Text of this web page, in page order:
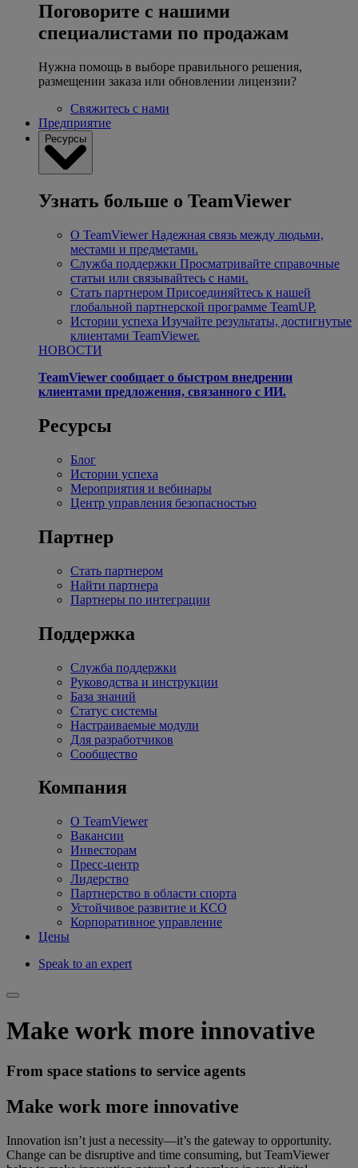
Поговорите с нашими
специалистами по продажам
Нужна помощь в выборе правильного решения,
размещении заказа или обновлении лицензии?
Свяжитесь с нами
Предприятие
Ресурсы
Узнать больше о TeamViewer
О TeamViewer Надежная связь между людьми,
местами и предметами.
Служба поддержки Просматривайте справочные
статьи или связывайтесь с нами.
Стать партнером Присоединяйтесь к нашей
глобальной партнерской программе TeamUP.
Истории успеха Изучайте результаты, достигнутые
клиентами TeamViewer.
НОВОСТИ
TeamViewer сообщает о быстром внедрении
клиентами предложения, связанного с ИИ.
Ресурсы
Блог
Истории успеха
Мероприятия и вебинары
Центр управления безопасностью
Партнер
Стать партнером
Найти партнера
Партнеры по интеграции
Поддержка
Служба поддержки
Руководства и инструкции
База знаний
Статус системы
Настраиваемые модули
Для разработчиков
Сообщество
Компания
О TeamViewer
Вакансии
Инвесторам
Пресс-центр
Лидерство
Партнерство в области спорта
Устойчивое развитие и КСО
Корпоративное управление
Цены
Speak to an expert
Make work more innovative
From space stations to service agents
Make work more innovative
Innovation isn’t just a necessity—it’s the gateway to opportunity.
Change can be disruptive and time consuming, but TeamViewer